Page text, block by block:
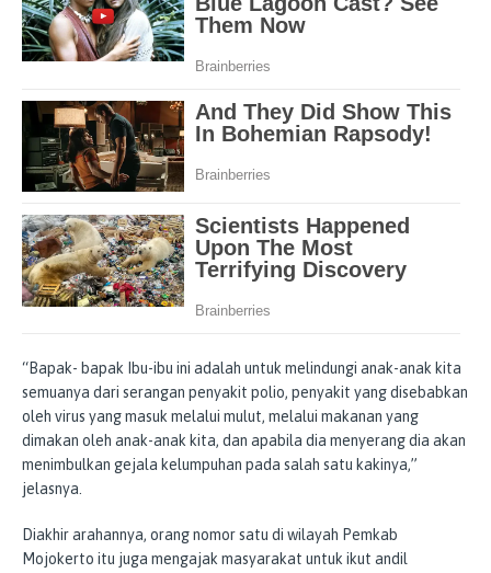
“Bapak- bapak Ibu-ibu ini adalah untuk melindungi anak-anak kita
semuanya dari serangan penyakit polio, penyakit yang disebabkan
oleh virus yang masuk melalui mulut, melalui makanan yang
dimakan oleh anak-anak kita, dan apabila dia menyerang dia akan
menimbulkan gejala kelumpuhan pada salah satu kakinya,”
jelasnya.
Diakhir arahannya, orang nomor satu di wilayah Pemkab
Mojokerto itu juga mengajak masyarakat untuk ikut andil